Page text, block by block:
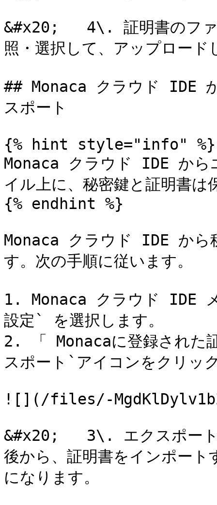
&#x20;   4\. 証明書のフ
照・選択して、アップロード
## Monaca クラウド IDE
スポート
{% hint style="info" %}
Monaca クラウド IDE から
イル上に、秘密鍵と証明書は
{% endhint %}
Monaca クラウド IDE から
す。次の手順に従います。
1. Monaca クラウド IDE
設定` を選択します。
2. 「 Monacaに登録された
スポート`アイコンをクリッ
![](/files/-
&#x20;   3\. エクスポート
後から、証明書をインポー
になります。